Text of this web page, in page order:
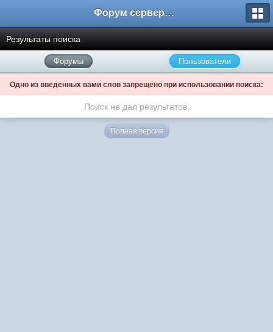
Форум сервера www.L2Nezabudka.ru
Результаты поиска
Форумы Пользователи
Одно из введенных вами слов запрещено при использовании поиска:
Поиск не дал результатов.
Полная версия